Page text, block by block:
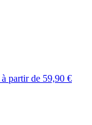
à partir de 59,90 €